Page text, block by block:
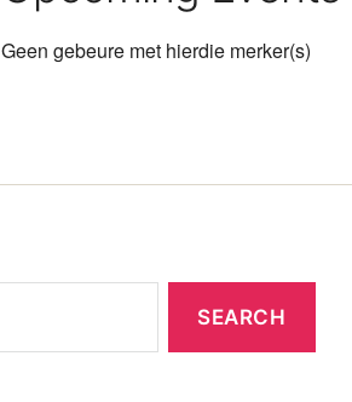
Geen gebeure met hierdie merker(s)